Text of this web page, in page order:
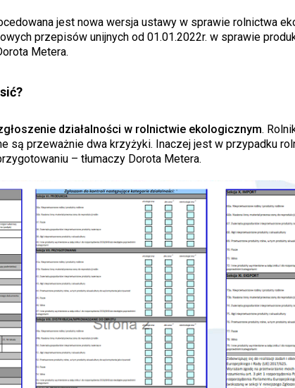
jest nowa wersja ustawy w sprawie rolnictwa
przepisów unijnych od 01.01.2022r. w sprawie
Metera.
działalności w rolnictwie ekologicznym.
są przeważnie dwa krzyżyki. Inaczej jest w przypadku
– tłumaczy Dorota Metera.